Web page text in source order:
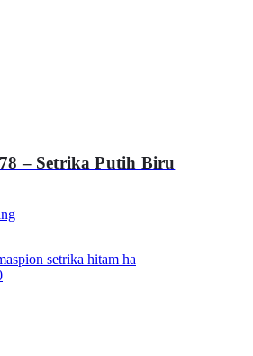
– Setrika Putih Biru